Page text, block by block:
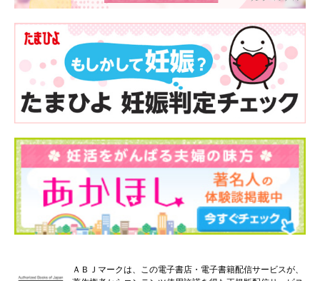
ＡＢＪマークは、この電子書店・電子書籍配信サービスが、